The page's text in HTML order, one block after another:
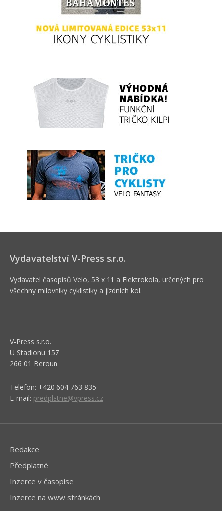
Vydavatelství V-Press s.r.o.
Vydavatel časopisů Velo, 53 x 11 a Elektrokola, určených pro
všechny milovníky cyklistiky a jízdních kol.
V-Press s.r.o.
U Stadionu 157
266 01 Beroun
Telefon: +420 604 763 835
E-mail: predplatne@vpress.cz
Redakce
Předplatné
Inzerce v časopise
Inzerce na www stránkách